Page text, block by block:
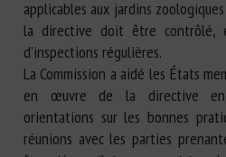
applicables aux jardins
la directive doit être contrôlé,
d’inspections régulières.
La Commission a aidé les États
en œuvre de la directive en
orientations sur les bonnes
réunions avec les parties